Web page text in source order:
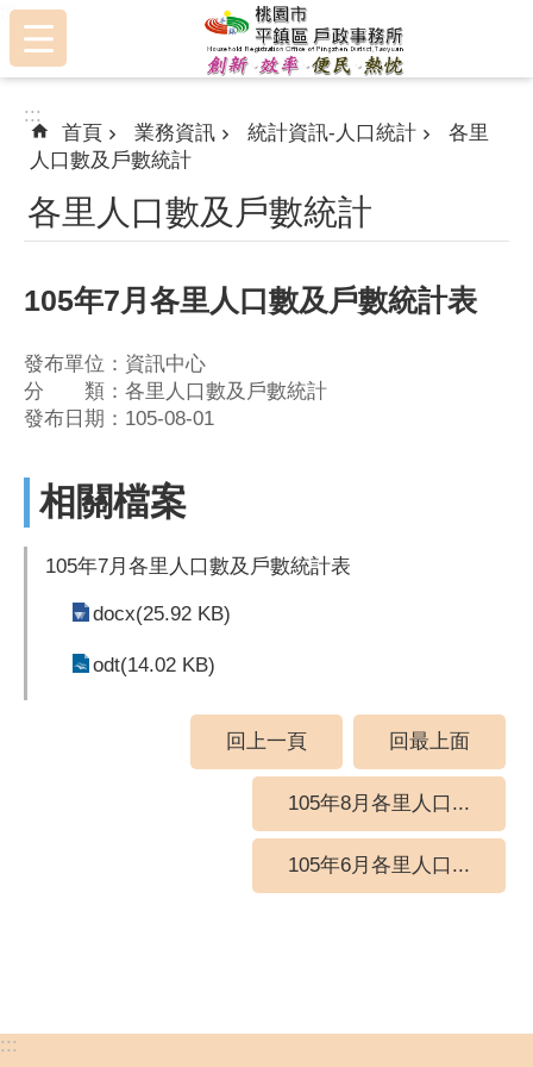
跳到主要內容區塊
:::
:::
首頁 業務資訊 統計資訊-人口統計
各里
人口數及戶數統計
各里人口數及戶數統計
105年7月各里人口數及戶數統計表
發布單位：資訊中心
分 類：各里人口數及戶數統計
發布日期：105-08-01
相關檔案
105年7月各里人口數及戶數統計表
docx(25.92 KB)
odt(14.02 KB)
回上一頁 回最上面
105年8月各里人口...
105年6月各里人口...
:::